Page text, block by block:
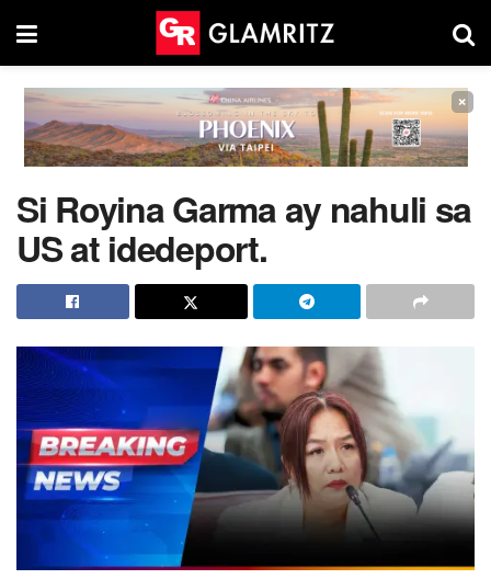
×
Si Royina Garma ay nahuli sa
US at idedeport.